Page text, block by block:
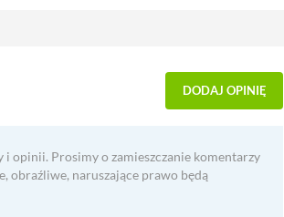
DODAJ OPINIĘ
opinii. Prosimy o zamieszczanie komentarzy
obraźliwe, naruszające prawo będą